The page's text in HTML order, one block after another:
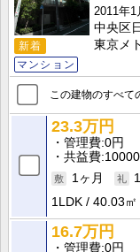
新着
マンション
2011年1
中央区
東京メ
この建物のすべて
23.3万円
管理費 0円
共益費
1ヶ月
1LDK
40.03㎡
16.7万円
管理費 0円